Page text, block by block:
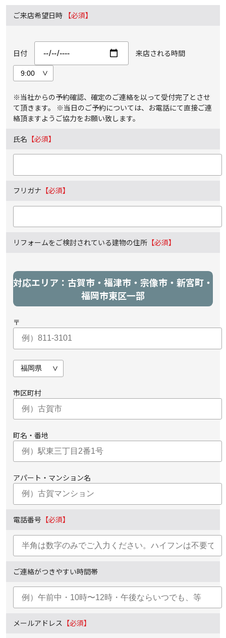
ご来店希望日時 【必須】
日付 来店される時間
※当社からの予約確認、確定のご連絡を以って受付完了とさせ
て頂きます。 ※当日のご予約については、お電話にて直接ご連
絡頂ますようご協力をお願い致します。
氏名 【必須】
フリガナ 【必須】
リフォームをご検討されている建物の住所 【必須】
対応エリア：古賀市・福津市・宗像市・新宮町・
福岡市東区一部
〒
市区町村
町名・番地
アパート・マンション名
電話番号 【必須】
ご連絡がつきやすい時間帯
メールアドレス 【必須】